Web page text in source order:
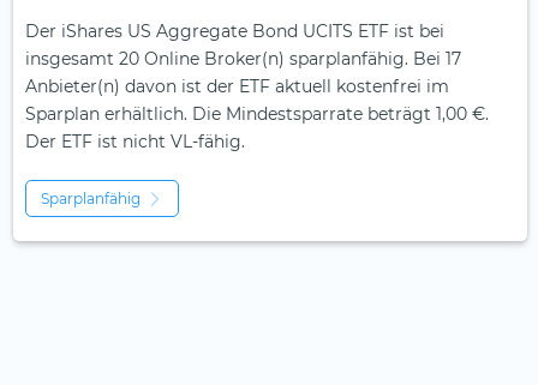
Der iShares US Aggregate Bond UCITS ETF ist bei
insgesamt 20 Online Broker(n) sparplanfähig. Bei 17
Anbieter(n) davon ist der ETF aktuell kostenfrei im
Sparplan erhältlich. Die Mindestsparrate beträgt 1,00 €.
Der ETF ist nicht VL-fähig.
Sparplanfähig